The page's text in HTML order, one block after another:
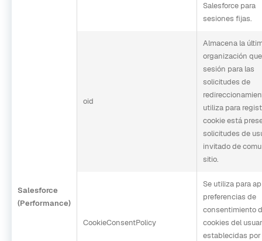
Salesforce
(Performance)
Salesforce para
sesiones fijas.
oid
Almacena la
organización
sesión para las
solicitudes de
utiliza para
cookie está
solicitudes de
invitado de
sitio.
CookieConsentPolicy
Se utiliza para
preferencias de
consentimiento
cookies del
establecidas por